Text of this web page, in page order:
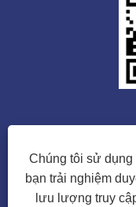
Bản quyền ©
Chúng tôi sử
bạn trải nghiệm
lưu lượng truy